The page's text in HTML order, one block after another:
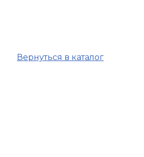
Вернуться в каталог